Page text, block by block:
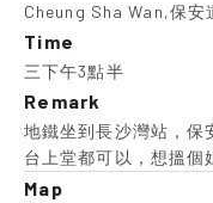
Cheung Sha Wan,保安
Time
三下午3點半
Remark
地鐵坐到長沙灣站，保
台上堂都可以，想搵個
幫小朋友提高聽說和閱
Map